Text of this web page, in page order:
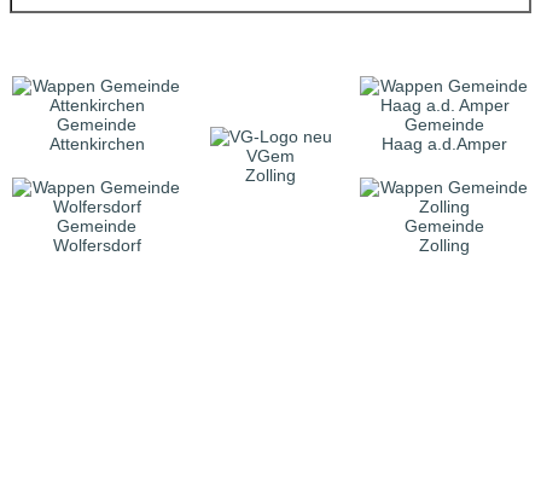
Gemeinde
Attenkirchen
VGem
Zolling
Gemeinde
Haag a.d.Amper
Gemeinde
Wolfersdorf
Gemeinde
Zolling